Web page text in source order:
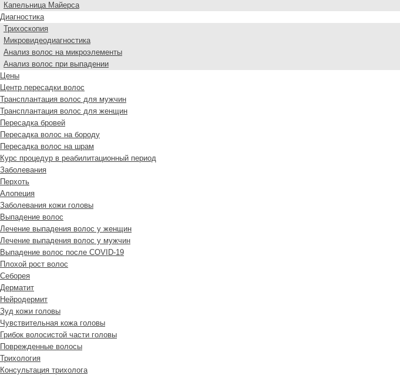
Капельница Майерса
Диагностика
Трихоскопия
Микровидеодиагностика
Анализ волос на микроэлементы
Анализ волос при выпадении
Цены
Центр пересадки волос
Трансплантация волос для мужчин
Трансплантация волос для женщин
Пересадка бровей
Пересадка волос на бороду
Пересадка волос на шрам
Курс процедур в реабилитационный период
Заболевания
Перхоть
Алопеция
Заболевания кожи головы
Выпадение волос
Лечение выпадения волос у женщин
Лечение выпадения волос у мужчин
Выпадение волос после COVID-19
Плохой рост волос
Cеборея
Дерматит
Нейродермит
Зуд кожи головы
Чувствительная кожа головы
Грибок волосистой части головы
Поврежденные волосы
Трихология
Консультация трихолога